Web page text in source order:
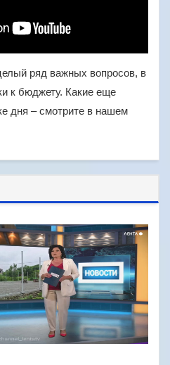
ряд важных вопросов, в
к бюджету. Какие еще
дня – смотрите в нашем